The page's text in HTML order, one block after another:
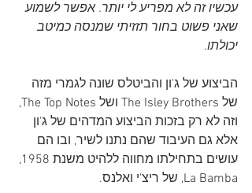
עכשיו זה לא מפריע לי יותר. אפשר לשמוע
שאני פשוט בחור תזזיתי שמנסה כמיטב
יכולתו.
הביצוע של ג'ון והביטלס שונה לגמרי מזה
של The Isley Brothers ושל The Top Notes,
וזה לא רק בזכות הביצוע המדהים של ג'ון
אלא גם העיבוד שהם נתנו לשיר, ובו הם
עושים בתחילתו מחווה ללהיט משנת 1958,
La Bamba, של ריצ'י ואלנס.